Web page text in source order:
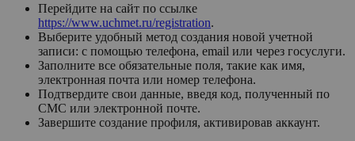
Перейдите на сайт по ссылке
https://www.uchmet.ru/registration.
Выберите удобный метод создания новой учетной
записи: с помощью телефона, email или через госуслуги.
Заполните все обязательные поля, такие как имя,
электронная почта или номер телефона.
Подтвердите свои данные, введя код, полученный по
СМС или электронной почте.
Завершите создание профиля, активировав аккаунт.